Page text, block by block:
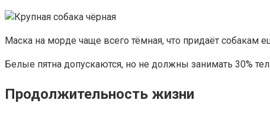
Маска на морде чаще всего тёмная, что придаёт
Белые пятна допускаются, но не должны занимать 30%
Продолжительность жизни